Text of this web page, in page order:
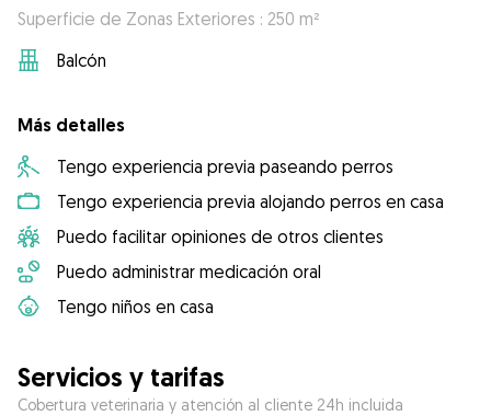
Superficie de Zonas Exteriores : 250 m²
Balcón
Más detalles
Tengo experiencia previa paseando perros
Tengo experiencia previa alojando perros en casa
Puedo facilitar opiniones de otros clientes
Puedo administrar medicación oral
Tengo niños en casa
Servicios y tarifas
Cobertura veterinaria y atención al cliente 24h incluida